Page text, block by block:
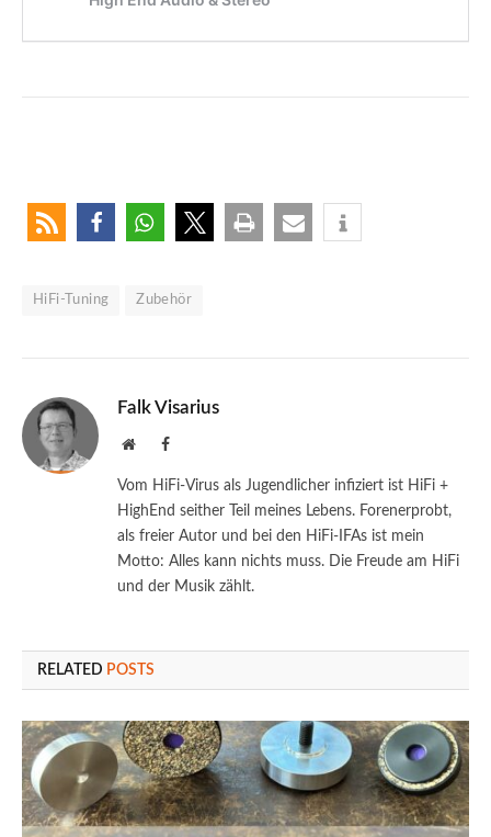
HiFi-Tuning Zubehör
Falk Visarius
WebsiteFacebook
Vom HiFi-Virus als Jugendlicher infiziert ist HiFi +
HighEnd seither Teil meines Lebens. Forenerprobt,
als freier Autor und bei den HiFi-IFAs ist mein
Motto: Alles kann nichts muss. Die Freude am HiFi
und der Musik zählt.
RELATED POSTS